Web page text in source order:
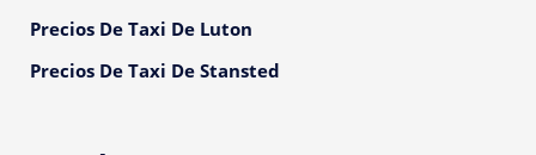
Precios De Taxi De Luton
Precios De Taxi De Stansted